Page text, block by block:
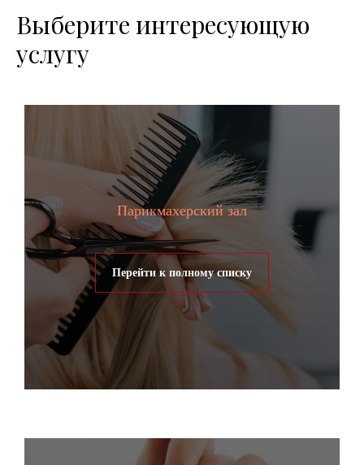
Выберите интересующую
услугу
Парикмахерский зал
Перейти к полному списку